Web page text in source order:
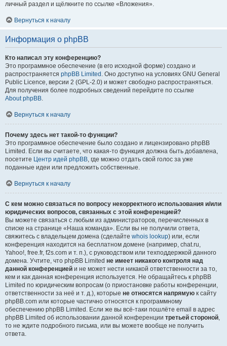
личный раздел и щёлкните по ссылке «Вложения».
Вернуться к началу
Информация о phpBB
Кто написал эту конференцию?
Это программное обеспечение (в его исходной форме) создано и
распространяется phpBB Limited . Оно доступно на условиях GNU General
Public Licence, версии 2 (GPL-2.0) и может свободно распространяться.
Для получения более подробных сведений перейдите по ссылке
About phpBB.
Вернуться к началу
Почему здесь нет такой-то функции?
Это программное обеспечение было создано и лицензировано phpBB
Limited. Если вы считаете, что какая-то функция должна быть добавлена,
посетите Центр идей phpBB, где можно отдать свой голос за уже
поданные идеи или предложить собственные.
Вернуться к началу
С кем можно связаться по вопросу некорректного использования и/или
юридических вопросов, связанных с этой конференцией?
Вы можете связаться с любым из администраторов, перечисленных в
списке на странице «Наша команда». Если вы не получили ответа,
свяжитесь с владельцем домена (сделайте whois lookup) или, если
конференция находится на бесплатном домене (например, chat.ru,
Yahoo!, free.fr, f2s.com и т. п.), с руководством или техподдержкой данного
домена. Учтите, что phpBB Limited не имеет никакого контроля над
данной конференцией и не может нести никакой ответственности за то,
кем и как данная конференция используется. Не обращайтесь к phpBB
Limited по юридическим вопросам (о приостановке работы конференции,
ответственности за неё и т. д.), которые не относятся напрямую к сайту
phpBB.com или которые частично относятся к программному
обеспечению phpBB Limited. Если же вы всё-таки пошлёте email в адрес
phpBB Limited об использовании данной конференции третьей стороной,
то не ждите подробного письма, или вы можете вообще не получить
ответа.